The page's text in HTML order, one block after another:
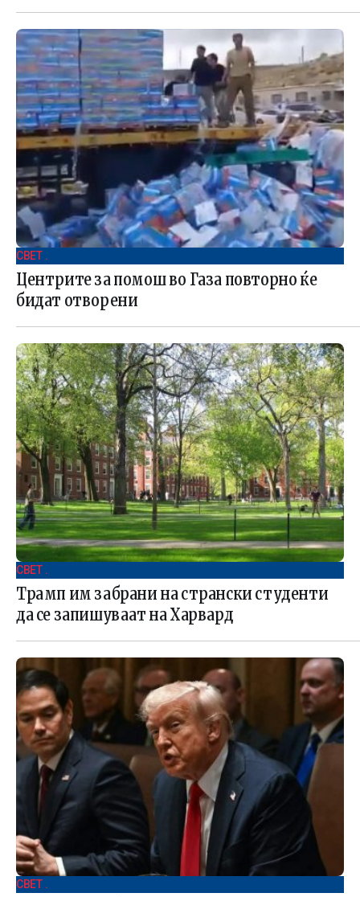
СВЕТ .
Центрите за помош во Газа повторно ќе
бидат отворени
СВЕТ .
Трамп им забрани на странски студенти
да се запишуваат на Харвард
СВЕТ .